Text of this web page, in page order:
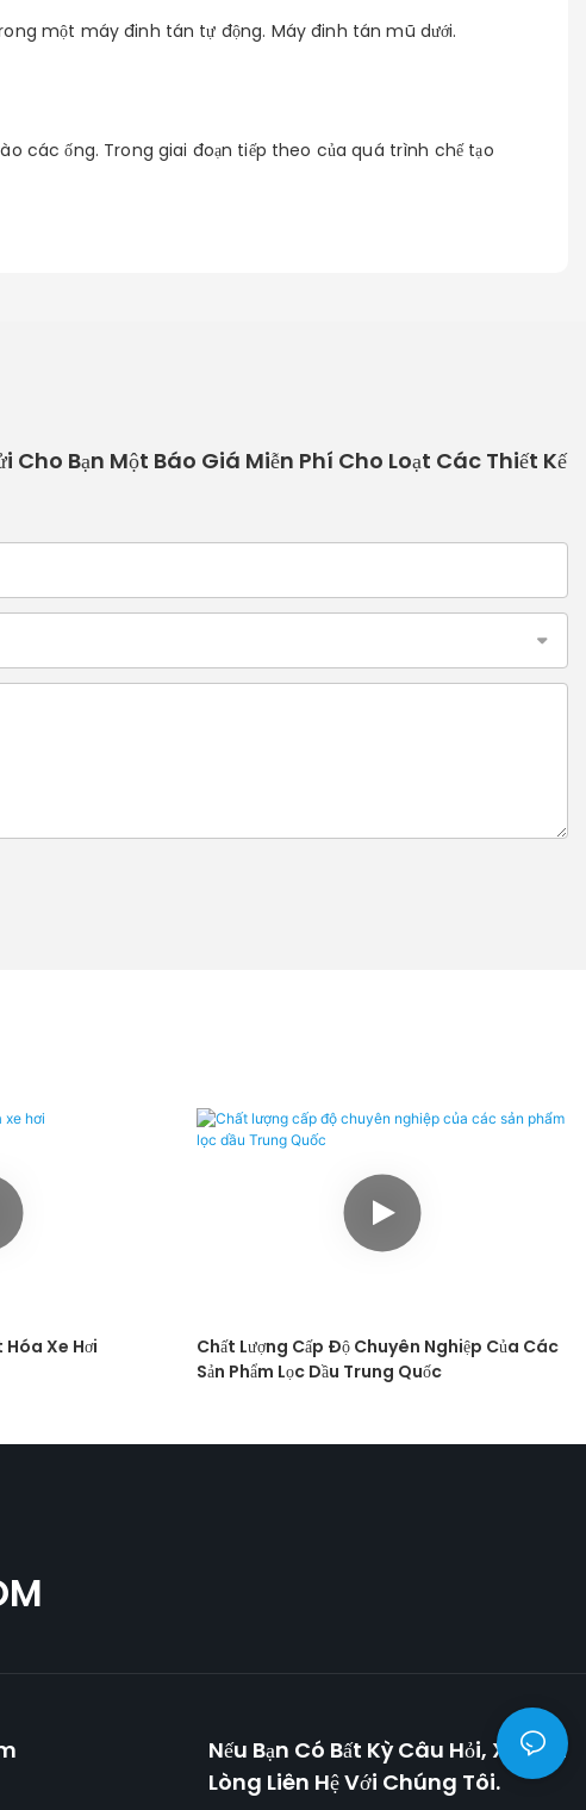
một máy đinh tán tự động. Máy đinh tán mũ dưới.
các ống. Trong giai đoạn tiếp theo của quá trình chế tạo
Cho Bạn Một Báo Giá Miễn Phí Cho Loạt Các Thiết Kế
Xe Hơi
Chất Lượng Cấp Độ Chuyên Nghiệp Của Các
Sản Phẩm Lọc Dầu Trung Quốc
Nếu Bạn Có Bất Kỳ Câu Hỏi, Xin Vui
Lòng Liên Hệ Với Chúng Tôi.